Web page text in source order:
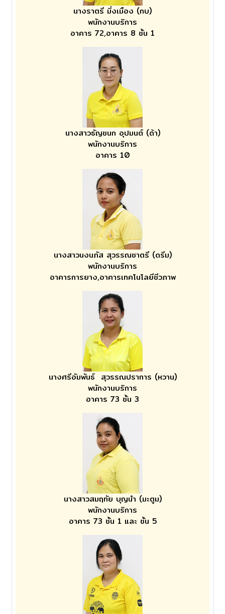
นางราตรี มิ่งเมือง (กบ)
พนักงานบริการ
อาคาร 72,อาคาร 8 ชั้น 1
นางสาวธัญชนก อุปมนต์ (ด้า)
พนักงานบริการ
อาคาร 10
นางสาวนงนภัส สุวรรณชาตรี (ดรีม)
พนักงานบริการ
อาคารการยาง,อาคารเทคโนโลยีชีวภาพ
นางศรีอัมพันธ์ สุวรรณปราการ (หวาน)
พนักงานบริการ
อาคาร 73 ชั้น 3
นางสาวสมฤทัย บุญนำ (มะตูม)
พนักงานบริการ
อาคาร 73 ชั้น 1 และ ชั้น 5